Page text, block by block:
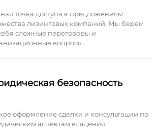
точка доступа к предложениям
лизинговых компаний. Мы берем
сложные переговоры и
вопросы.
безопасность
оформление сделки и консультации по
аспектам владения.